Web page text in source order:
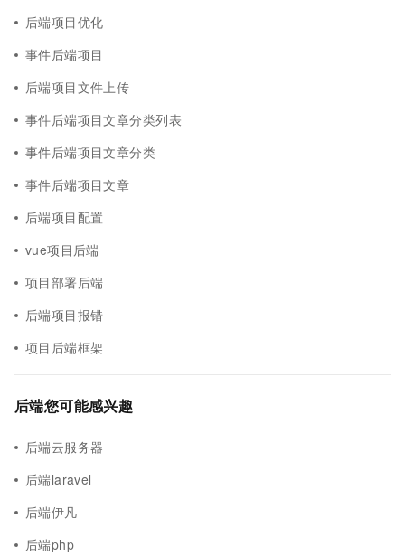
后端项目优化
事件后端项目
后端项目文件上传
事件后端项目文章分类列表
事件后端项目文章分类
事件后端项目文章
后端项目配置
vue项目后端
项目部署后端
后端项目报错
项目后端框架
后端您可能感兴趣
后端云服务器
后端laravel
后端伊凡
后端php